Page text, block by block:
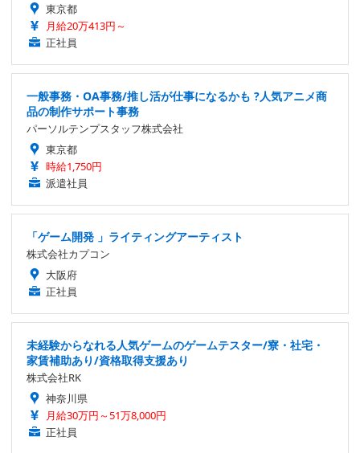
東京都
月給20万413円～
正社員
一般事務・OA事務/推し活が仕事になるかも ?人気アニメ商
品の制作サポート事務
パーソルテンプスタッフ株式会社
東京都
時給1,750円
派遣社員
「ゲーム開発 」ライティングアーティスト
株式会社カプコン
大阪府
正社員
未経験からなれる人気ゲームのゲームテスター/寮・社宅・
家賃補助あり/資格取得支援あり
株式会社RK
神奈川県
月給30万円～51万8,000円
正社員